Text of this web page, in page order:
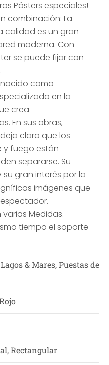
Pósters especiales!
combinación: La
calidad es un gran
moderna. Con
se puede fijar con
como
en la
crea
En sus obras,
claro que los
y fuego están
separarse. Su
gran interés por la
imágenes que
varias Medidas.
tiempo el soporte
& Mares, Puestas de
Rectangular